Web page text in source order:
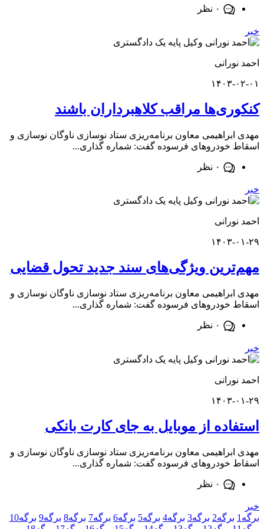
۰ نظر
۰۱
مراقب کلاهبرداران باشند
معاون برنامه‌ریزی ستاد نوسازی ناوگان نوسازی و
خودروهای فرسوده گفت: شماره گذاری...
۰ نظر
۲۹
ویژگی‌های سند جدید تحول قضایی
معاون برنامه‌ریزی ستاد نوسازی ناوگان نوسازی و
خودروهای فرسوده گفت: شماره گذاری...
۰ نظر
۲۹
از موبایل به جای کارت بانکی
معاون برنامه‌ریزی ستاد نوسازی ناوگان نوسازی و
خودروهای فرسوده گفت: شماره گذاری...
۰ نظر
برگه2 برگه3 برگه4 برگه5 برگه6 برگه7 برگه8 برگه9 برگه10